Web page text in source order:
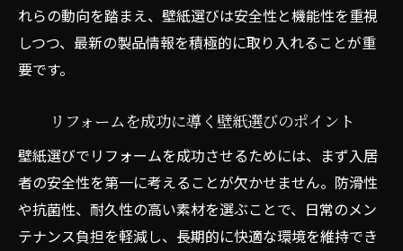
れらの動向を踏まえ、壁紙選びは安全性と機能性を重視
しつつ、最新の製品情報を積極的に取り入れることが重
要です。
リフォームを成功に導く壁紙選びのポイント
壁紙選びでリフォームを成功させるためには、まず入居
者の安全性を第一に考えることが欠かせません。防滑性
や抗菌性、耐久性の高い素材を選ぶことで、日常のメン
テナンス負担を軽減し、長期的に快適な環境を維持でき